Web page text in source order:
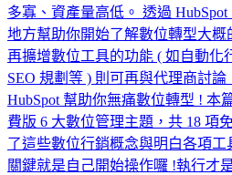
多寡、資產量高低。 透過
地方幫助你開始了解數位轉型大
再擴增數位工具的功能 ( 如自動化
SEO 規劃等 ) 則可再與代理商討論
HubSpot 幫助你無痛數位轉型 ! 本
費版 6 大數位管理主題，共 18 項
了這些數位行銷概念與明白各項
關鍵就是自己開始操作囉 !執行才